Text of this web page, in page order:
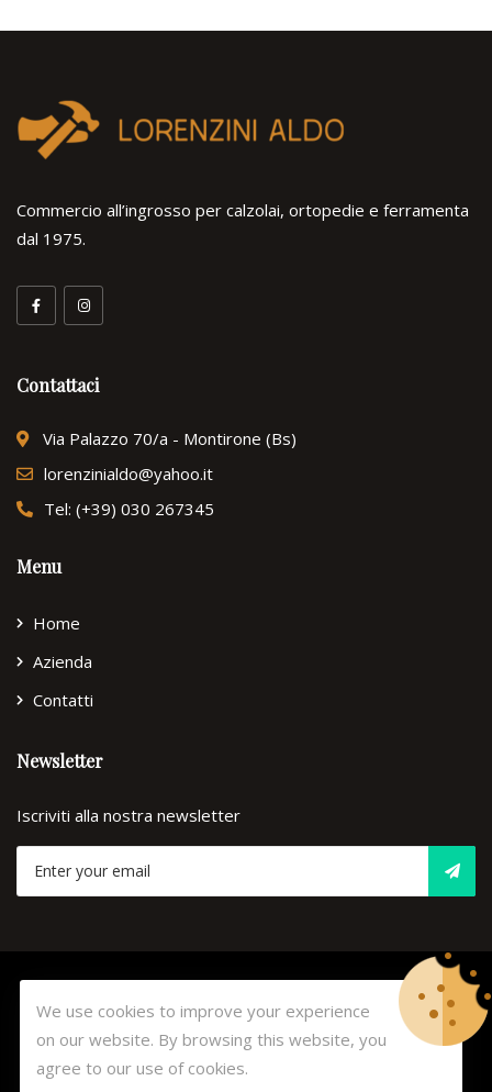
Commercio all’ingrosso per calzolai, ortopedie e ferramenta
dal 1975.
Contattaci
Via Palazzo 70/a - Montirone (Bs)
lorenzinialdo@yahoo.it
Tel: (+39) 030 267345
Menu
Home
Azienda
Contatti
Newsletter
Iscriviti alla nostra newsletter
Tutti i diritti riservati. -
Privacy
Policy
Cookie Policy
Develop and design by
We use cookies to improve your experience
on our website. By browsing this website, you
agree to our use of cookies.